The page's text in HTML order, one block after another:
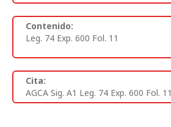
Contenido:
Leg. 74 Exp. 600 Fol. 11
Cita:
AGCA Sig. A1 Leg. 74 Exp. 600 Fol. 11